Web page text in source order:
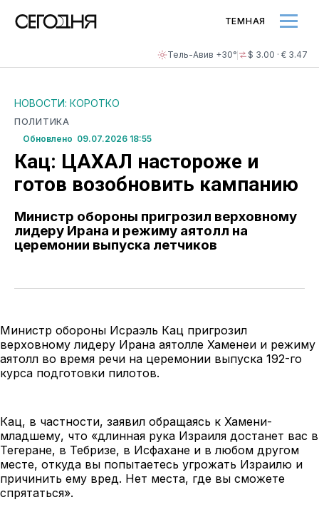
Тель-Авив +30° $ 3.00 · € 3.47
ТЕМНАЯ
НОВОСТИ: КОРОТКО
ПОЛИТИКА
Обновлено 09.07.2026 18:55
Кац: ЦАХАЛ настороже и
готов возобновить кампанию
Министр обороны пригрозил верховному
лидеру Ирана и режиму аятолл на
церемонии выпуска летчиков
Министр обороны Исраэль Кац пригрозил
верховному лидеру Ирана аятолле Хаменеи и режиму
аятолл во время речи на церемонии выпуска 192-го
курса подготовки пилотов.
Кац, в частности, заявил обращаясь к Хамени-
младшему, что «длинная рука Израиля достанет вас в
Тегеране, в Тебризе, в Исфахане и в любом другом
месте, откуда вы попытаетесь угрожать Израилю и
причинить ему вред. Нет места, где вы сможете
спрятаться».